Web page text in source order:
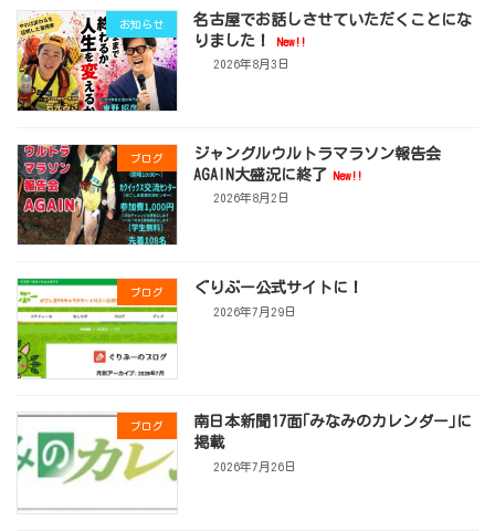
お知らせ
名古屋でお話しさせていただくことにな
りました！
New!!
2026年8月3日
ブログ
ジャングルウルトラマラソン報告会
AGAIN大盛況に終了 New!!
2026年8月2日
ブログ ぐりぶー公式サイトに！
2026年7月29日
ブログ
南日本新聞17面｢みなみのカレンダー｣に
掲載
2026年7月26日